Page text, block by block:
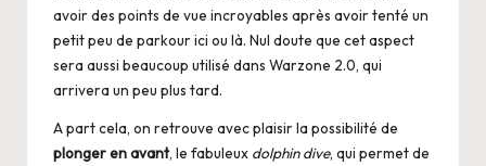
avoir des points de vue incroyables après avoir tenté un
petit peu de parkour ici ou là. Nul doute que cet aspect
sera aussi beaucoup utilisé dans Warzone 2.0, qui
arrivera un peu plus tard.
A part cela, on retrouve avec plaisir la possibilité de
plonger en avant, le fabuleux dolphin dive, qui permet de